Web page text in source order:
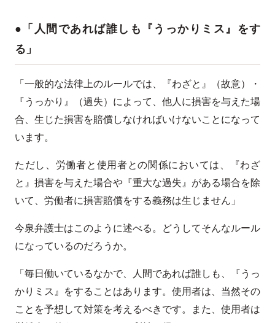
● 「人間であれば誰しも『うっかりミス』をす
る」
「一般的な法律上のルールでは、『わざと』（故意）・
『うっかり』（過失）によって、他人に損害を与えた場
合、生じた損害を賠償しなければいけないことになって
います。
ただし、労働者と使用者との関係においては、『わざ
と』損害を与えた場合や『重大な過失』がある場合を除
いて、労働者に損害賠償をする義務は生じません」
今泉弁護士はこのように述べる。どうしてそんなルール
になっているのだろうか。
「毎日働いているなかで、人間であれば誰しも、『うっ
かりミス』をすることはあります。使用者は、当然その
ことを予想して対策を考えるべきです。また、使用者は